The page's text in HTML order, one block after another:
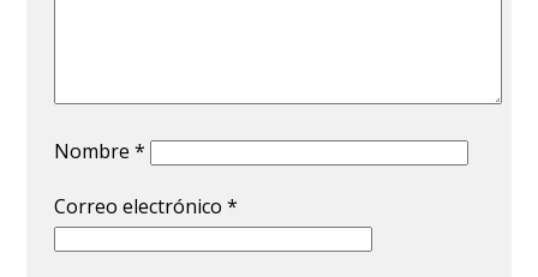
Nombre*
Correo electrónico*